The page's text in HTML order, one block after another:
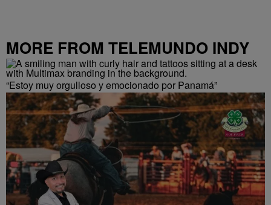
MORE FROM TELEMUNDO INDY
“Estoy muy orgulloso y emocionado por Panamá”